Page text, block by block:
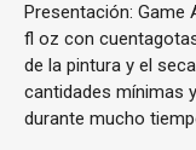
Presentación: Game
fl oz con
de la pintura y el
cantidades mínimas
durante mucho